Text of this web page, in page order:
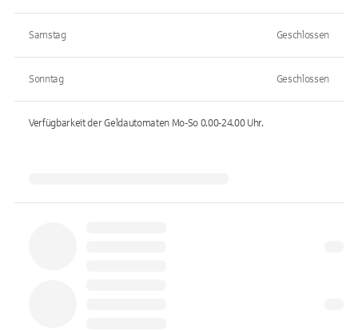
Samstag Geschlossen
Sonntag Geschlossen
Verfügbarkeit der Geldautomaten Mo-So 0.00-24.00Uhr.